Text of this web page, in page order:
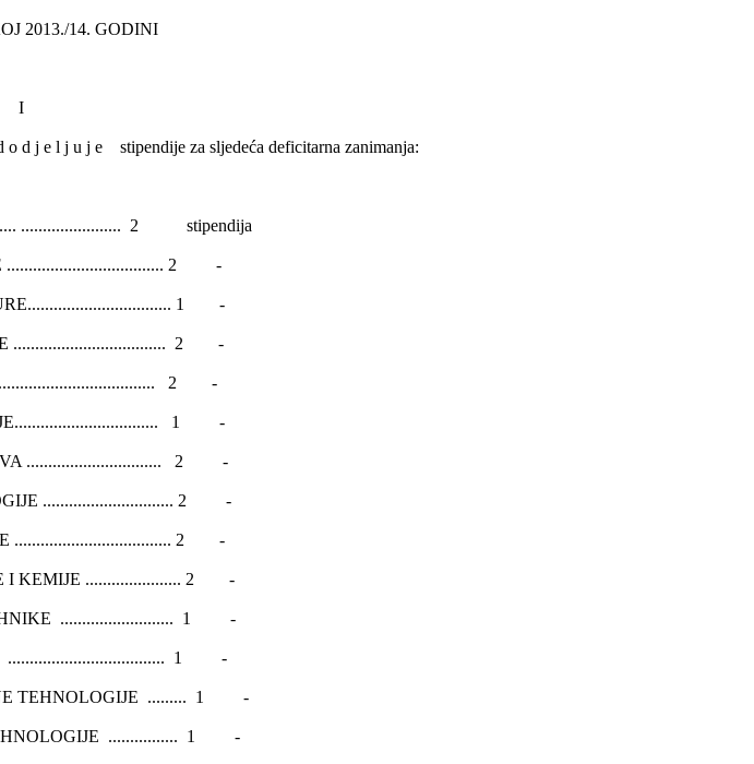
2013./14. GODINI
I
d j e l j u j e stipendije za sljedeća deficitarna zanimanja:
....................... 2 stipendija
2 -
1 -
2 -
2 -
1 -
............................... 2 -
.............................. 2 -
2 -
KEMIJE ...................... 2 -
.......................... 1 -
1 -
TEHNOLOGIJE ......... 1 -
................ 1 -